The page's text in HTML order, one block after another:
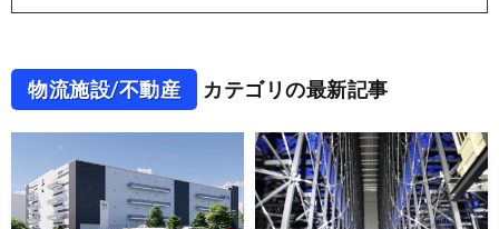
物流施設/不動産 カテゴリの最新記事